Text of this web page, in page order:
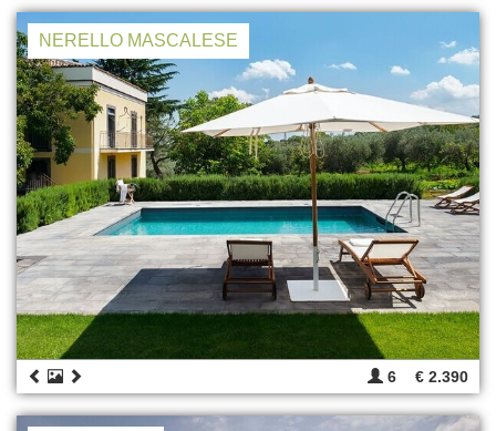
NERELLO MASCALESE
6 € 2.390